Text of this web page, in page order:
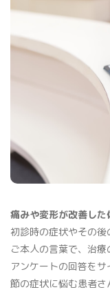
マイナンバー保険証
痛みや変形が改善した
初診時の症状やその
ご本人の言葉で、治療
アンケートの回答を
節の症状に悩む患者